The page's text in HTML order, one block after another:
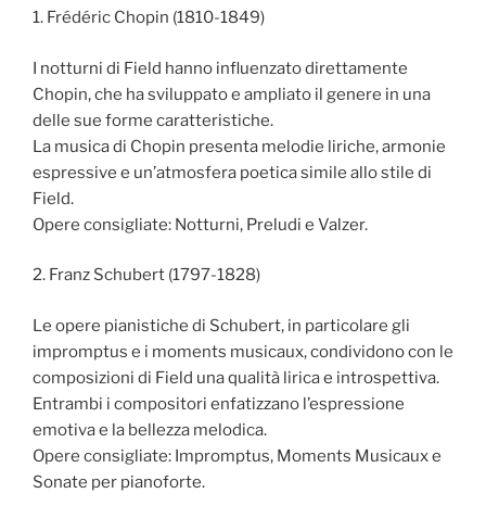
1. Frédéric Chopin (1810-1849)
I notturni di Field hanno influenzato direttamente
Chopin, che ha sviluppato e ampliato il genere in una
delle sue forme caratteristiche.
La musica di Chopin presenta melodie liriche, armonie
espressive e un’atmosfera poetica simile allo stile di
Field.
Opere consigliate: Notturni, Preludi e Valzer.
2. Franz Schubert (1797-1828)
Le opere pianistiche di Schubert, in particolare gli
impromptus e i moments musicaux, condividono con le
composizioni di Field una qualità lirica e introspettiva.
Entrambi i compositori enfatizzano l’espressione
emotiva e la bellezza melodica.
Opere consigliate: Impromptus, Moments Musicaux e
Sonate per pianoforte.